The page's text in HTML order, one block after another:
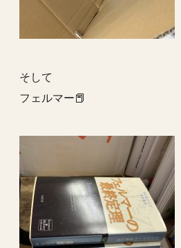
そして
フェルマー📕